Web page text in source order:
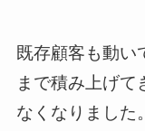
既存顧客も動い
まで積み上げて
なくなりました。